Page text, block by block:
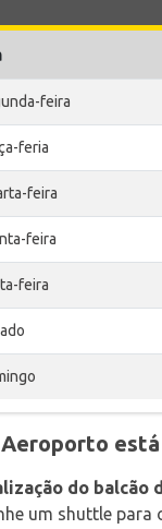
feira
feria
feira
feira
feira
do balcão
um shuttle para